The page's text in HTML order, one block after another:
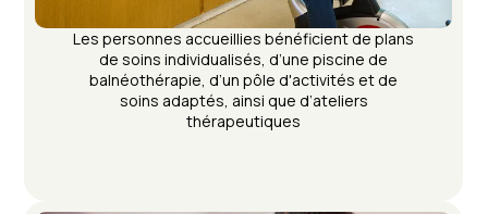
Les personnes accueillies bénéficient de plans
de soins individualisés, d’une piscine de
balnéothérapie, d’un pôle d'activités et de
soins adaptés, ainsi que d’ateliers
thérapeutiques